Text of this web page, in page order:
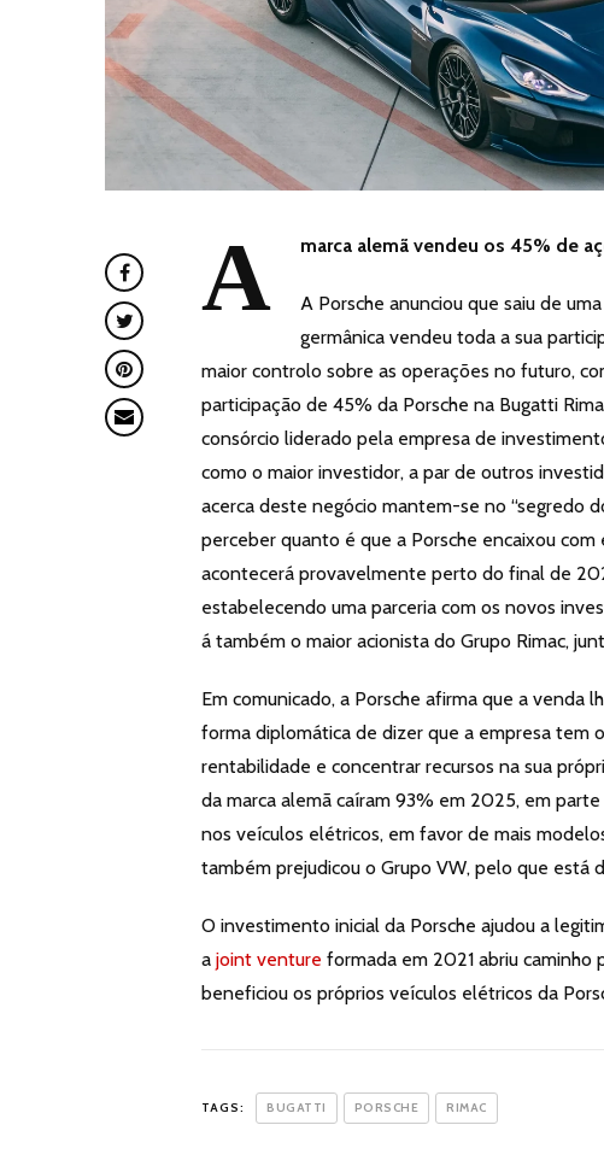
A marca alemã vendeu os 45% de
A Porsche anunciou que saiu de
germânica vendeu toda a sua
maior controlo sobre as operações no futuro,
participação de 45% da Porsche na Bugatti
consórcio liderado pela empresa de
como o maior investidor, a par de outros
acerca deste negócio mantem-se no “segredo
perceber quanto é que a Porsche encaixou
acontecerá provavelmente perto do final de
estabelecendo uma parceria com os novos
á também o maior acionista do Grupo Rimac,
Em comunicado, a Porsche afirma que a venda
forma diplomática de dizer que a empresa tem
rentabilidade e concentrar recursos na sua
da marca alemã caíram 93% em 2025, em
nos veículos elétricos, em favor de mais
também prejudicou o Grupo VW, pelo que está
O investimento inicial da Porsche ajudou a
a joint venture formada em 2021 abriu caminho
beneficiou os próprios veículos elétricos da
TAGS: BUGATTI PORSCHE RIMAC